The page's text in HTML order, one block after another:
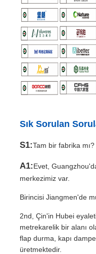
Sık Sorulan
S1:Tam bir fabrika mı?
A1:Evet,
merkezimiz var.
Birincisi Jiangmen'de
2nd, Çin'in Hubei
metrekarelik bir alanı
flap durma, kapı
üretmektedir.